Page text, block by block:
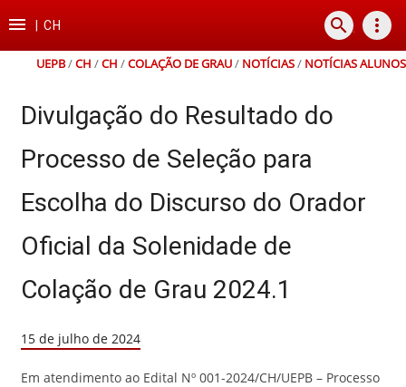
para
conteúdo
para
para
para
rodapé
 |CH search more_vert
UEPB/CH /CH /COLAÇÃO DE GRAU/ NOTÍCIAS/ NOTÍCIAS ALUNOS
Divulgação do Resultado do
Processo de Seleção para
Escolha do Discurso do Orador
Oficial da Solenidade de
Colação de Grau 2024.1
15 de julho de 2024
Em atendimento ao Edital Nº 001-2024/CH/UEPB – Processo